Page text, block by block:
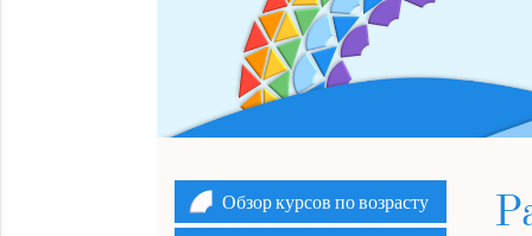
Обзор курсов по возрасту